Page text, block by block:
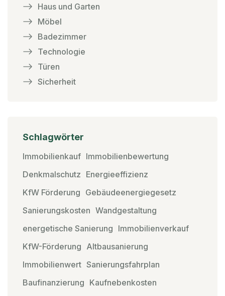
Haus und Garten
Möbel
Badezimmer
Technologie
Türen
Sicherheit
Schlagwörter
Immobilienkauf Immobilienbewertung
Denkmalschutz Energieeffizienz
KfW Förderung Gebäudeenergiegesetz
Sanierungskosten Wandgestaltung
energetische Sanierung Immobilienverkauf
KfW-Förderung Altbausanierung
Immobilienwert Sanierungsfahrplan
Baufinanzierung Kaufnebenkosten